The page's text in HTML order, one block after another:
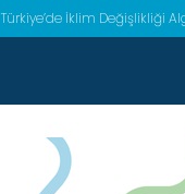
Türkiye’de İklim Değişlikliği